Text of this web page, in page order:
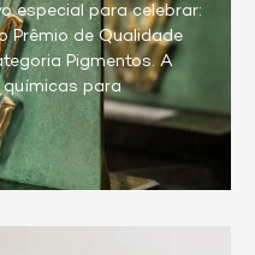
especial para celebrar:
Prêmio de Qualidade
Pigmentos. A
para